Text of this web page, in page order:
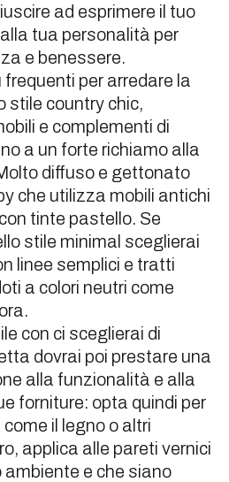
ad esprimere il tuo
tua personalità per
e benessere.
per arredare la
stile country chic,
e complementi di
a un forte richiamo alla
diffuso e gettonato
che utilizza mobili antichi
tinte pastello. Se
stile minimal sceglierai
linee semplici e tratti
a colori neutri come
con ci sceglierai di
dovrai poi prestare una
alla funzionalità e alla
forniture: opta quindi per
il legno o altri
applica alle pareti vernici
e che siano